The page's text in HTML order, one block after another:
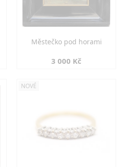
Městečko pod horami
3 000 Kč
NOVÉ